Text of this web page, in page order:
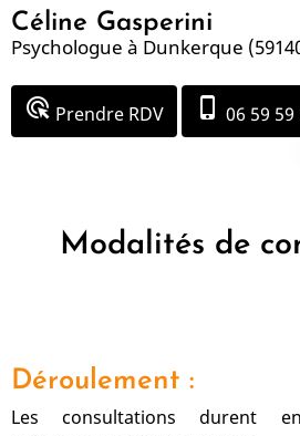
Aller
au
principal
Céline Gasperini
Psychologue à Dunkerque
ads_click Prendre RDV phone_iphone 06 59 59
Modalités de
Déroulement :
Les consultations durent